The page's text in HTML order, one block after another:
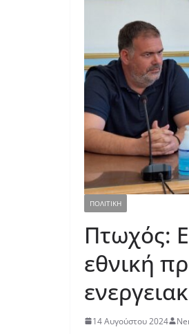
ΠΟΛΙΤΙΚΗ
Πτωχός:
εθνική
14 Αυγούστου 2024